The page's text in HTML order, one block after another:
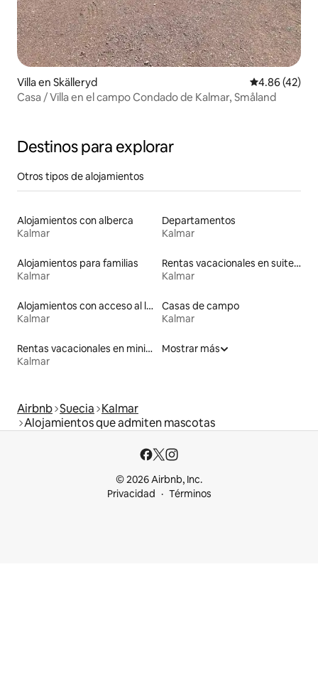
Villa en Skälleryd Calificación
4.86 (42)
Casa / Villa en el campo Condado de Kalmar, Småland
Destinos para explorar
Otros tipos de alojamientos
Alojamientos con alberca
Kalmar
Departamentos
Kalmar
Alojamientos para familias
Kalmar
Rentas vacacionales en suites privadas
Kalmar
Alojamientos con acceso al lago
Kalmar
Casas de campo
Kalmar
Rentas vacacionales en minicasas
Kalmar
Mostrar más
Airbnb Suecia Kalmar
Alojamientos que admiten mascotas
© 2026 Airbnb, Inc.
Privacidad
Términos